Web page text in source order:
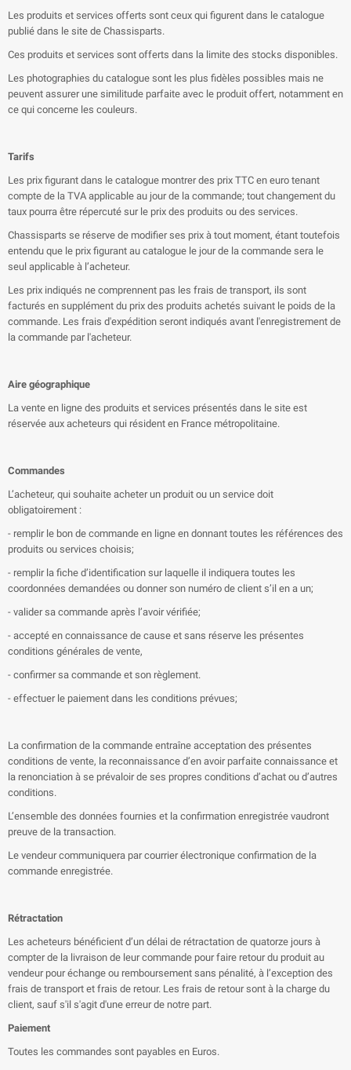
Les produits et services offerts sont ceux qui figurent dans le catalogue
publié dans le site de Chassisparts.
Ces produits et services sont offerts dans la limite des stocks disponibles.
Les photographies du catalogue sont les plus fidèles possibles mais ne
peuvent assurer une similitude parfaite avec le produit offert, notamment en
ce qui concerne les couleurs.
Tarifs
Les prix figurant dans le catalogue montrer des prix TTC en euro tenant
compte de la TVA applicable au jour de la commande; tout changement du
taux pourra être répercuté sur le prix des produits ou des services.
Chassisparts se réserve de modifier ses prix à tout moment, étant toutefois
entendu que le prix figurant au catalogue le jour de la commande sera le
seul applicable à l’acheteur.
Les prix indiqués ne comprennent pas les frais de transport, ils sont
facturés en supplément du prix des produits achetés suivant le poids de la
commande. Les frais d'expédition seront indiqués avant l'enregistrement de
la commande par l'acheteur.
Aire géographique
La vente en ligne des produits et services présentés dans le site est
réservée aux acheteurs qui résident en France métropolitaine.
Commandes
L’acheteur, qui souhaite acheter un produit ou un service doit
obligatoirement :
- remplir le bon de commande en ligne en donnant toutes les références des
produits ou services choisis;
- remplir la fiche d’identification sur laquelle il indiquera toutes les
coordonnées demandées ou donner son numéro de client s’il en a un;
- valider sa commande après l’avoir vérifiée;
- accepté en connaissance de cause et sans réserve les présentes
conditions générales de vente,
- confirmer sa commande et son règlement.
- effectuer le paiement dans les conditions prévues;
La confirmation de la commande entraîne acceptation des présentes
conditions de vente, la reconnaissance d’en avoir parfaite connaissance et
la renonciation à se prévaloir de ses propres conditions d’achat ou d’autres
conditions.
L’ensemble des données fournies et la confirmation enregistrée vaudront
preuve de la transaction.
Le vendeur communiquera par courrier électronique confirmation de la
commande enregistrée.
Rétractation
Les acheteurs bénéficient d’un délai de rétractation de quatorze jours à
compter de la livraison de leur commande pour faire retour du produit au
vendeur pour échange ou remboursement sans pénalité, à l’exception des
frais de transport et frais de retour. Les frais de retour sont à la charge du
client, sauf s'il s'agit d'une erreur de notre part.
Paiement
Toutes les commandes sont payables en Euros.